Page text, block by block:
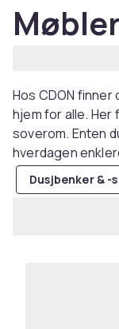
Hos CDON
hjem for alle.
soverom. Enten
hverdagen
Dusjbenker & -